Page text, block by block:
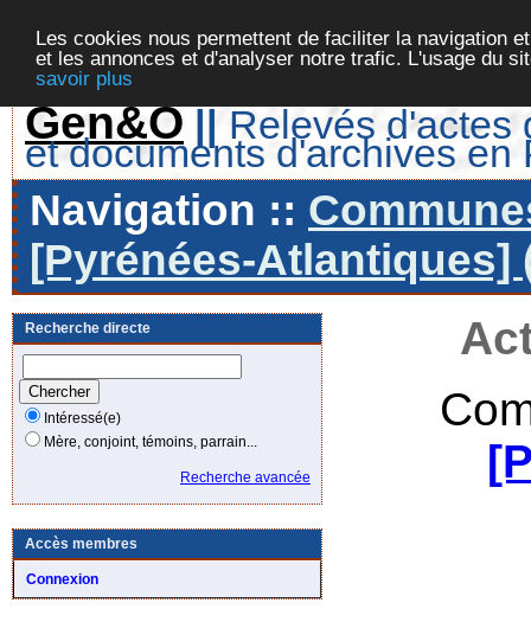
Les cookies nous permettent de faciliter la navigation
et les annonces et d'analyser notre trafic. L'usage du
savoir plus
Gen&O || Relevés d'actes
et documents d'archives en
Navigation ::
[Pyrénées-Atlantiques]
Recherche directe
Intéressé(e)
Mère, conjoint, témoins, parrain...
Recherche avancée
Accès membres
Connexion